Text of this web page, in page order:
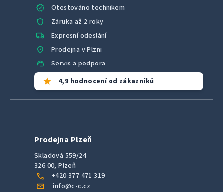
verified
Otestováno technikem
shield Záruka až 2 roky
local_shipping Expresní odeslání
location_on Prodejna v Plzni
support_agent Servis a podpora
star 4,9 hodnocení od zákazníků
Prodejna Plzeň
Skladová 559/24
326 00, Plzeň
call +420 377 471 319
mail info@c-c.cz